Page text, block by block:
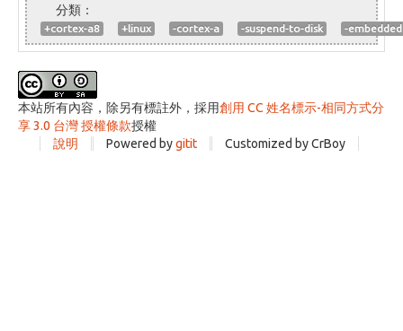
+cortex-a8 +linux -cortex-a -suspend-to-disk -embedded
本站所有內容，除另有標註外，採用創用 CC 姓名標示-相同方式分
享 3.0 台灣 授權條款授權
說明
Powered bygitit Customized by CrBoy